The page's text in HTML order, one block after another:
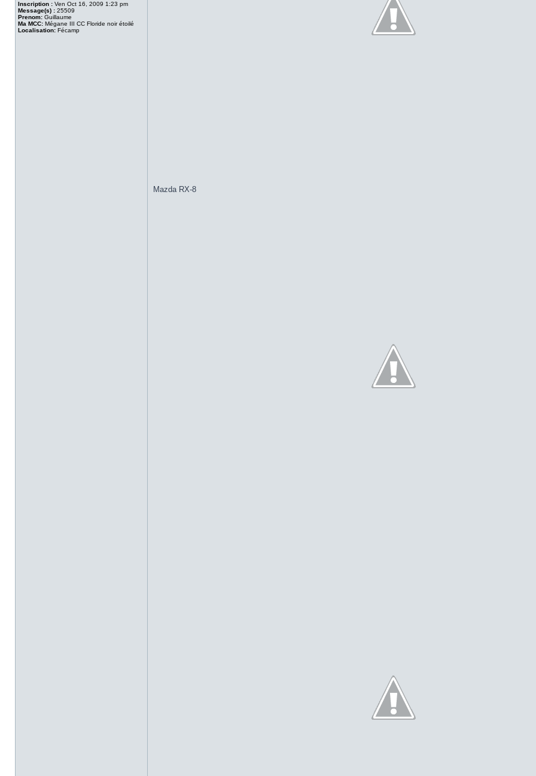
Inscription : Ven Oct 16, 2009 1:23 pm
Message(s) : 25509
Prenom: Guillaume
Ma MCC: Mégane III CC Floride noir étoilé
Localisation: Fécamp
Mazda RX-8